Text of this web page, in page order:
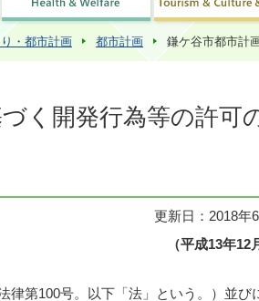
・都市計画 都市計画 鎌ケ谷市都市計
く開発行為等の許可
更新日：2018年
（平成13年
律第100号。以下「法」という。）並び